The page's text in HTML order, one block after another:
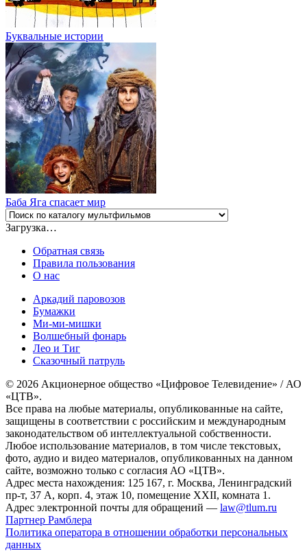
Буквальные истории
Баба Яга спасает мир
Загрузка…
Обратная связь
Правила пользования
О нас
Аркадий паровозов
Бумажки
Ми-ми-мишки
Волшебный фонарь
Лео и Тиг
Сказочный патруль
© 2026 Акционерное общество «Цифровое Телевидение» / АО
«ЦТВ».
Все права на любые материалы, опубликованные на сайте,
защищены в соответствии с российским и международным
законодательством об интеллектуальной собственности.
Любое использование материалов, в том числе текстовых,
фото, аудио и видео материалов, опубликованных на данном
сайте, возможно только с согласия АО «ЦТВ».
Адрес места нахождения: 125 167, г. Москва, Ленинградский
пр-т, 37 А, корп. 4, этаж 10, помещение XXII, комната 1.
Адрес электронной почты для обращений — law@tlum.ru
Партнер Рамблера
Политика оператора в отношении обработки персональных
данных